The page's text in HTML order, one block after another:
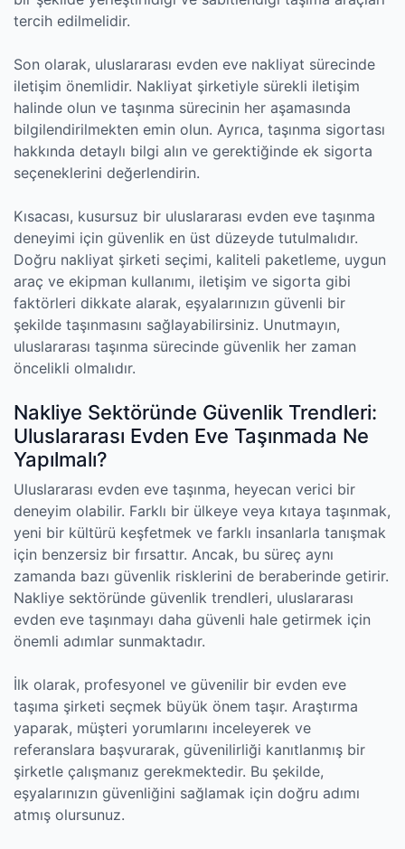
tercih edilmelidir.
Son olarak, uluslararası evden eve nakliyat sürecinde
iletişim önemlidir. Nakliyat şirketiyle sürekli iletişim
halinde olun ve taşınma sürecinin her aşamasında
bilgilendirilmekten emin olun. Ayrıca, taşınma sigortası
hakkında detaylı bilgi alın ve gerektiğinde ek sigorta
seçeneklerini değerlendirin.
Kısacası, kusursuz bir uluslararası evden eve taşınma
deneyimi için güvenlik en üst düzeyde tutulmalıdır.
Doğru nakliyat şirketi seçimi, kaliteli paketleme, uygun
araç ve ekipman kullanımı, iletişim ve sigorta gibi
faktörleri dikkate alarak, eşyalarınızın güvenli bir
şekilde taşınmasını sağlayabilirsiniz. Unutmayın,
uluslararası taşınma sürecinde güvenlik her zaman
öncelikli olmalıdır.
Nakliye Sektöründe Güvenlik Trendleri:
Uluslararası Evden Eve Taşınmada Ne
Yapılmalı?
Uluslararası evden eve taşınma, heyecan verici bir
deneyim olabilir. Farklı bir ülkeye veya kıtaya taşınmak,
yeni bir kültürü keşfetmek ve farklı insanlarla tanışmak
için benzersiz bir fırsattır. Ancak, bu süreç aynı
zamanda bazı güvenlik risklerini de beraberinde getirir.
Nakliye sektöründe güvenlik trendleri, uluslararası
evden eve taşınmayı daha güvenli hale getirmek için
önemli adımlar sunmaktadır.
İlk olarak, profesyonel ve güvenilir bir evden eve
taşıma şirketi seçmek büyük önem taşır. Araştırma
yaparak, müşteri yorumlarını inceleyerek ve
referanslara başvurarak, güvenilirliği kanıtlanmış bir
şirketle çalışmanız gerekmektedir. Bu şekilde,
eşyalarınızın güvenliğini sağlamak için doğru adımı
atmış olursunuz.